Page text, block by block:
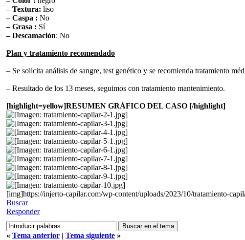
– Textura: liso
– Caspa : No
– Grasa : Sí
– Descamación: No
Plan y tratamiento recomendado
– Se solicita análisis de sangre, test genético y se recomienda tratamiento
– Resultado de los 13 meses, seguimos con tratamiento mantenimiento.
[highlight=yellow]RESUMEN GRÁFICO DEL CASO [/highlight]
[img]https://injerto-capilar.com/wp-content/uploads/2023/10/tratamiento-
Buscar
Responder
« Tema anterior | Tema siguiente »